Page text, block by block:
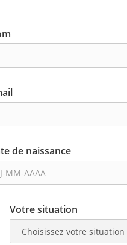
de naissance
Votre situation